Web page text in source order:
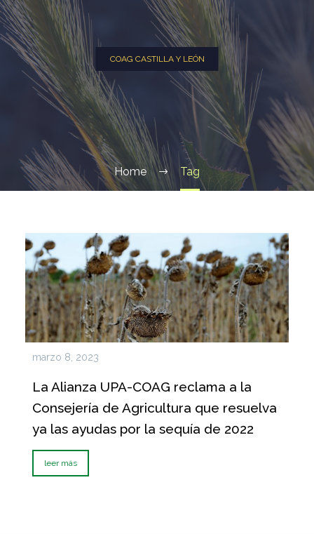
COAG CASTILLA Y LEÓN
Home Tag
marzo 8, 2023
La Alianza UPA-COAG reclama a la
Consejería de Agricultura que resuelva
ya las ayudas por la sequía de 2022
leer más